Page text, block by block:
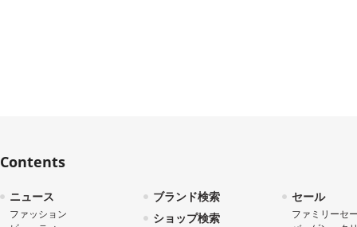
Contents
ニュース
ファッション
ブランド検索
ショップ検索
セール
ファミリーセ